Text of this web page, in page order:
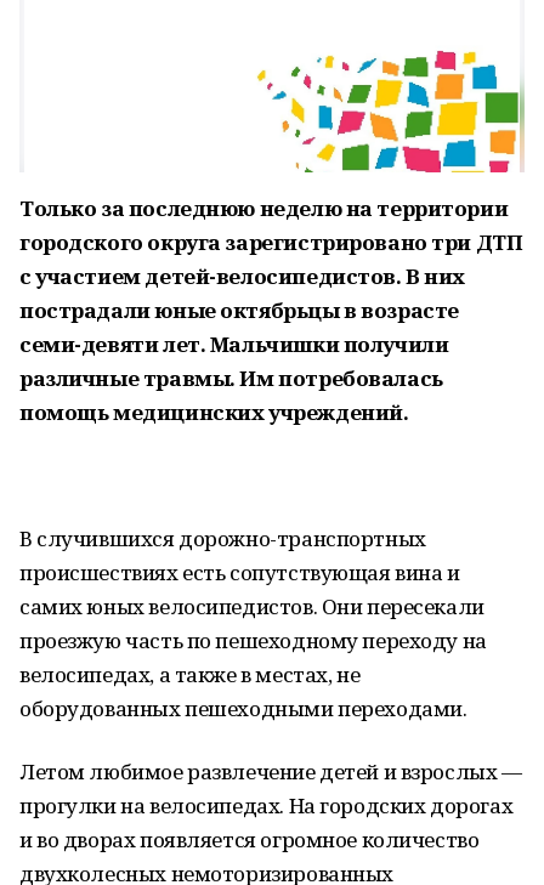
Только за последнюю неделю на территории
городского округа зарегистрировано три ДТП
с участием детей-велосипедистов. В них
пострадали юные октябрьцы в возрасте
семи-девяти лет. Мальчишки получили
различные травмы. Им потребовалась
помощь медицинских учреждений.
В случившихся дорожно-транспортных
происшествиях есть сопутствующая вина и
самих юных велосипедистов. Они пересекали
проезжую часть по пешеходному переходу на
велосипедах, а также в местах, не
оборудованных пешеходными переходами.
Летом любимое развлечение детей и взрослых —
прогулки на велосипедах. На городских дорогах
и во дворах появляется огромное количество
двухколесных немоторизированных